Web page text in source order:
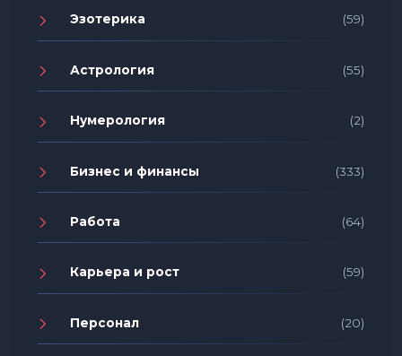
Эзотерика (59)
Астрология (55)
Нумерология (2)
Бизнес и финансы (333)
Работа (64)
Карьера и рост (59)
Персонал (20)